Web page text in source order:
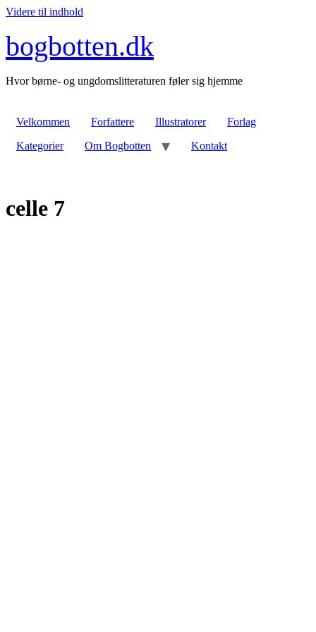
Videre til indhold
bogbotten.dk
Hvor børne- og ungdomslitteraturen føler sig hjemme
Velkommen Forfattere Illustratorer
Forlag
Kategorier
Om Bogbotten Kontakt
celle 7